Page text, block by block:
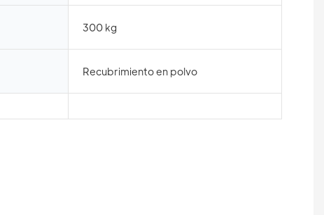
300 kg
Recubrimiento en polvo